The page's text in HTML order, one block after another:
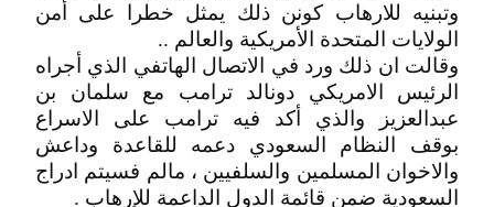
وتبنيه للارهاب كونن ذلك يمثل خطرا على أمن
الولايات المتحدة الأمريكية والعالم ..
وقالت ان ذلك ورد في الاتصال الهاتفي الذي أجراه
الرئيس الامريكي دونالد ترامب مع سلمان بن
عبدالعزيز والذي أكد فيه ترامب على الاسراع
بوقف النظام السعودي دعمه للقاعدة وداعش
والاخوان المسلمين والسلفيين ، مالم فسيتم ادراج
السعودية ضمن قائمة الدول الداعمة للإرهاب .